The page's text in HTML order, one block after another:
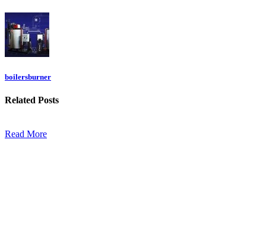
boilersburner
Related Posts
Read More